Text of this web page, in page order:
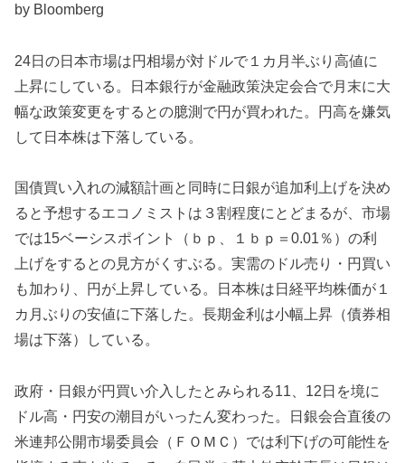
by Bloomberg
24日の日本市場は円相場が対ドルで１カ月半ぶり高値に
上昇にしている。日本銀行が金融政策決定会合で月末に大
幅な政策変更をするとの臆測で円が買われた。円高を嫌気
して日本株は下落している。
国債買い入れの減額計画と同時に日銀が追加利上げを決め
ると予想するエコノミストは３割程度にとどまるが、市場
では15ベーシスポイント（ｂｐ、１ｂｐ＝0.01％）の利
上げをするとの見方がくすぶる。実需のドル売り・円買い
も加わり、円が上昇している。日本株は日経平均株価が１
カ月ぶりの安値に下落した。長期金利は小幅上昇（債券相
場は下落）している。
政府・日銀が円買い介入したとみられる11、12日を境に
ドル高・円安の潮目がいったん変わった。日銀会合直後の
米連邦公開市場委員会（ＦＯＭＣ）では利下げの可能性を